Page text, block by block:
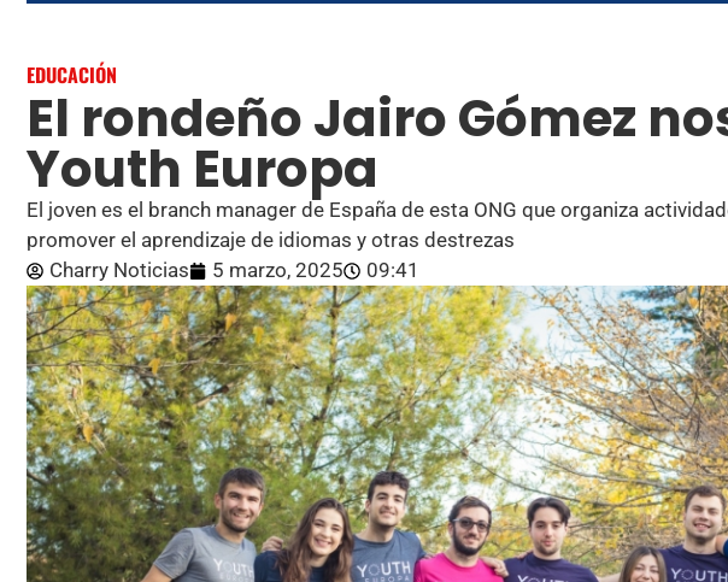
EDUCACIÓN
El rondeño Jairo Gómez
Youth Europa
El joven es el branch manager de España de esta ONG que organiza
promover el aprendizaje de idiomas y otras destrezas
Charry Noticias
5 marzo, 2025 09:41